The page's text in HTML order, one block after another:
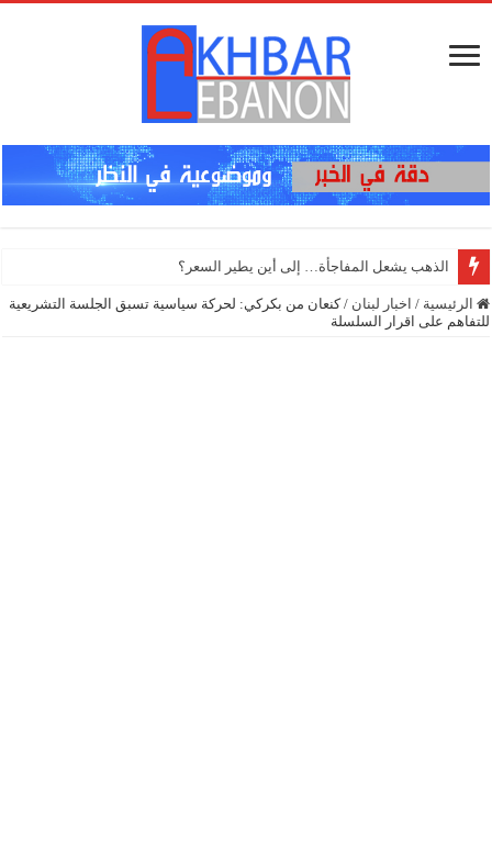
الرئيسية / اخبار لبنان / كنعان من بكركي: لحركة سياسية تسبق الجلسة التشريعية
للتفاهم على اقرار السلسلة